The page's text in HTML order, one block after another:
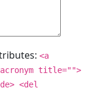
<a
title="">
<del